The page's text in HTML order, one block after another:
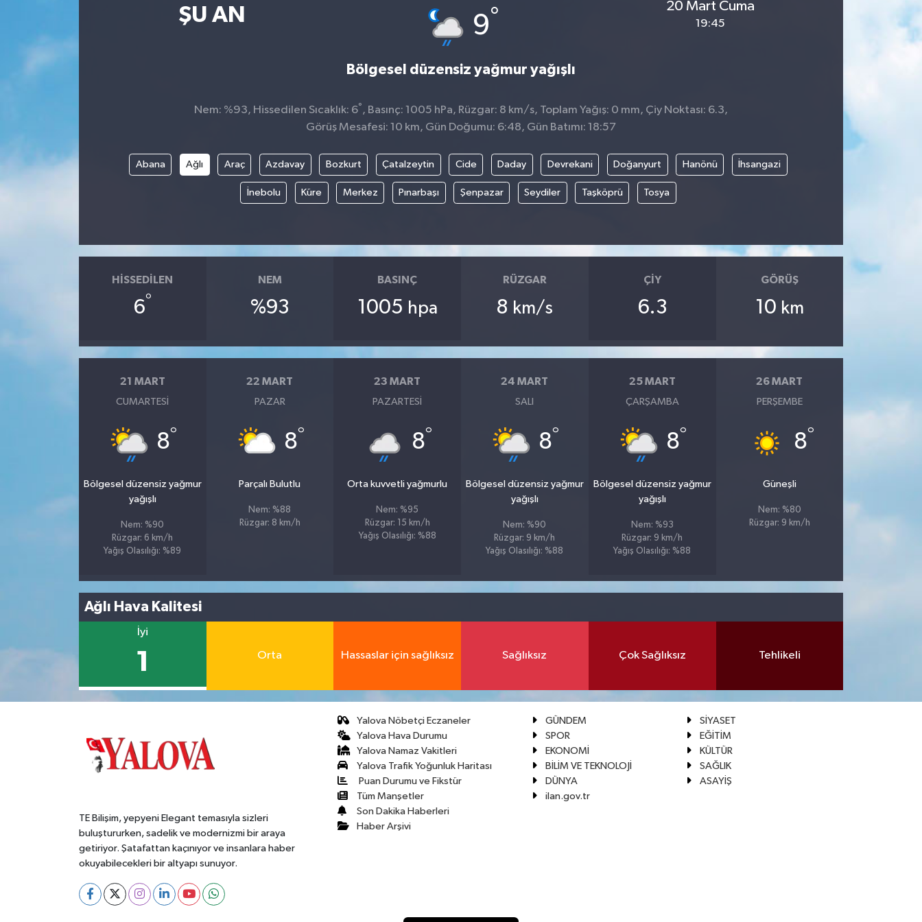
ŞU AN 9°
Bölgesel düzensiz yağmur yağışlı
20 Mart Cuma
19:45
Nem: %93, Hissedilen Sıcaklık: 6° , Basınç: 1005 hPa, Rüzgar: 8 km/s, Toplam Yağış: 0 mm, Çiy Noktası: 6.3,
Görüş Mesafesi: 10 km, Gün Doğumu: 6:48, Gün Batımı: 18:57
Abana Ağlı Araç Azdavay Bozkurt Çatalzeytin Cide Daday Devrekani Doğanyurt Hanönü İhsangazi
İnebolu Küre Merkez Pınarbaşı Şenpazar Seydiler Taşköprü Tosya
HISSEDILEN
6°
NEM
%93
BASINÇ
1005 hpa
RÜZGAR
8 km/s
ÇIY
6.3
GÖRÜŞ
10 km
21 MART
CUMARTESI
8°
Bölgesel düzensiz yağmur
yağışlı
Nem: %90
Rüzgar: 6 km/h
Yağış Olasılığı: %89
22 MART
PAZAR
8°
Parçalı Bulutlu
Nem: %88
Rüzgar: 8 km/h
23 MART
PAZARTESI
8°
Orta kuvvetli yağmurlu
Nem: %95
Rüzgar: 15 km/h
Yağış Olasılığı: %88
24 MART
SALI
8°
Bölgesel düzensiz yağmur
yağışlı
Nem: %90
Rüzgar: 9 km/h
Yağış Olasılığı: %88
25 MART
ÇARŞAMBA
8°
Bölgesel düzensiz yağmur
yağışlı
Nem: %93
Rüzgar: 9 km/h
Yağış Olasılığı: %88
26 MART
PERŞEMBE
8°
Güneşli
Nem: %80
Rüzgar: 9 km/h
Ağlı Hava Kalitesi
İyi
1 Orta Hassaslar için sağlıksız Sağlıksız Çok Sağlıksız Tehlikeli
TE Bilişim, yepyeni Elegant temasıyla sizleri
buluştururken, sadelik ve modernizmi bir araya
getiriyor. Şatafattan kaçınıyor ve insanlara haber
okuyabilecekleri bir altyapı sunuyor.
Yalova Nöbetçi Eczaneler
Yalova Hava Durumu
Yalova Namaz Vakitleri
Yalova Trafik Yoğunluk Haritası
Puan Durumu ve Fikstür
Tüm Manşetler
Son Dakika Haberleri
Haber Arşivi
GÜNDEM
SİYASET
SPOR
EĞİTİM
EKONOMİ
KÜLTÜR
BİLİM VE TEKNOLOJİ
SAĞLIK
DÜNYA
ASAYİŞ
ilan.gov.tr